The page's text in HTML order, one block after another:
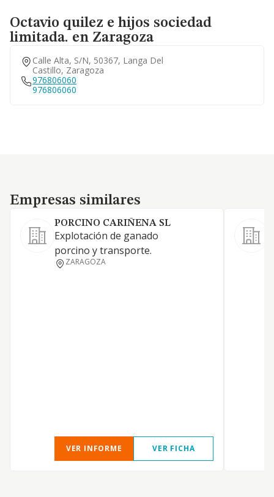
Octavio quilez e hijos sociedad
limitada. en Zaragoza
Calle Alta, S/n, 50367, Langa Del
Castillo, Zaragoza
976806060
976806060
Empresas similares
Empresas similares
PORCINO CARIÑENA SL
Explotación de ganado
porcino y transporte.
ZARAGOZA
VER INFORME VER FICHA